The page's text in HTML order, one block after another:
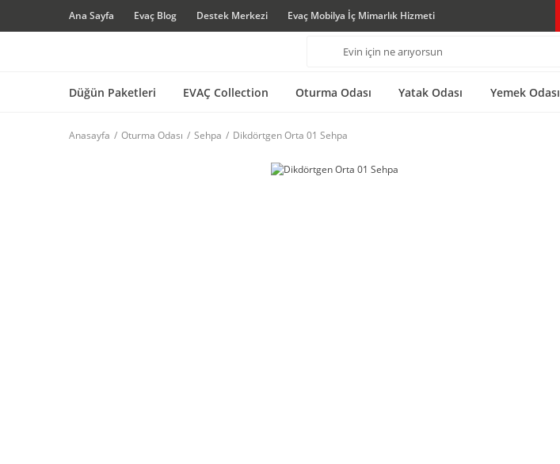
Ana Sayfa Evaç Blog Destek Merkezi Evaç Mobilya İç Mimarlık Hizmeti
Düğün Paketleri EVAÇ Collection Oturma Odası Yatak Odası Yemek Odası
Anasayfa Oturma Odası Sehpa Dikdörtgen Orta 01 Sehpa